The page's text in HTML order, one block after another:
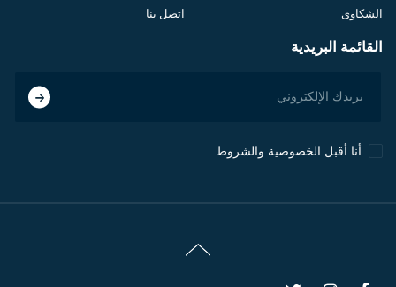
الشكاوى
اتصل بنا
القائمة البريدية
أنا أقبل الخصوصية والشروط.